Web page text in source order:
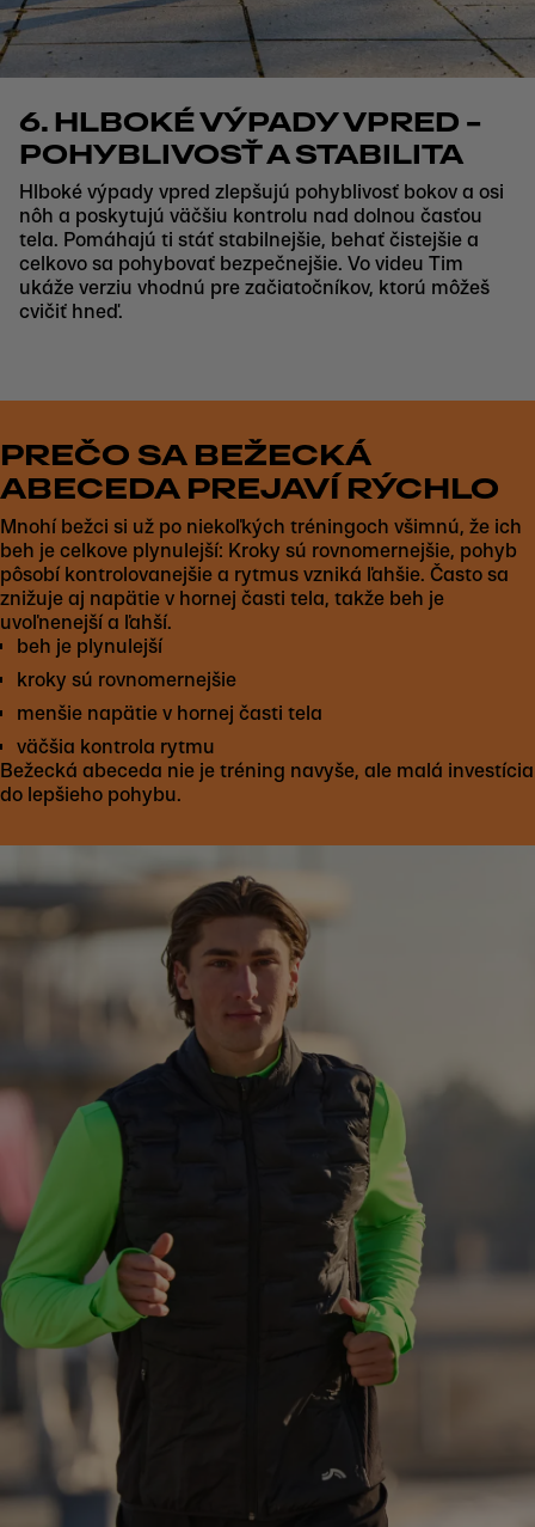
6. HLBOKÉ VÝPADY VPRED –
POHYBLIVOSŤ A STABILITA
Hlboké výpady vpred zlepšujú pohyblivosť bokov a osi
nôh a poskytujú väčšiu kontrolu nad dolnou časťou
tela. Pomáhajú ti stáť stabilnejšie, behať čistejšie a
celkovo sa pohybovať bezpečnejšie. Vo videu Tim
ukáže verziu vhodnú pre začiatočníkov, ktorú môžeš
cvičiť hneď.
PREČO SA BEŽECKÁ
ABECEDA PREJAVÍ RÝCHLO
Mnohí bežci si už po niekoľkých tréningoch všimnú, že ich
beh je celkove plynulejší: Kroky sú rovnomernejšie, pohyb
pôsobí kontrolovanejšie a rytmus vzniká ľahšie. Často sa
znižuje aj napätie v hornej časti tela, takže beh je
uvoľnenejší a ľahší.
beh je plynulejší
kroky sú rovnomernejšie
menšie napätie v hornej časti tela
väčšia kontrola rytmu
Bežecká abeceda nie je tréning navyše, ale malá investícia
do lepšieho pohybu.